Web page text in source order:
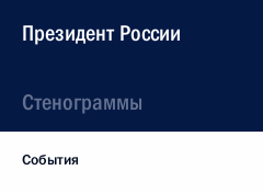
Президент России
Стенограммы
События